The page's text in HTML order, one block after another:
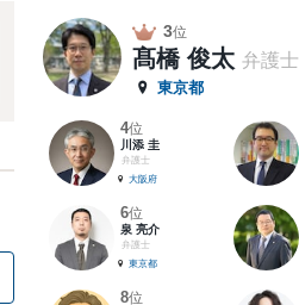
3位
髙橋 俊太 弁護士
東京都
4位
川添 圭
弁護士
大阪府
6位
泉 亮介
弁護士
東京都
8位